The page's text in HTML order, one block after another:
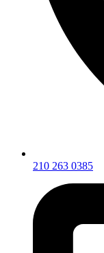
210 263 0385